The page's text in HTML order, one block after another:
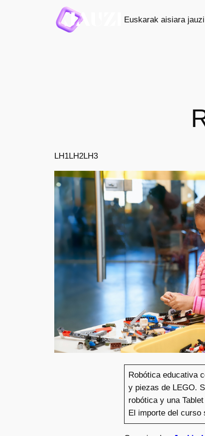
Euskarak aisiara
LH1LH2LH3
Robótica educativa
y piezas de LEGO.
robótica y una
El importe del curso